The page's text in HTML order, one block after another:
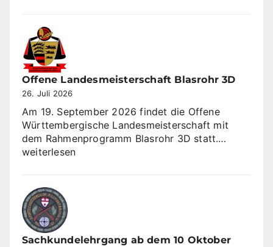
Offene Landesmeisterschaft Blasrohr 3D
26. Juli 2026
Am 19. September 2026 findet die Offene
Württembergische Landesmeisterschaft mit
dem Rahmenprogramm Blasrohr 3D statt.…
weiterlesen
Sachkundelehrgang ab dem 10 Oktober